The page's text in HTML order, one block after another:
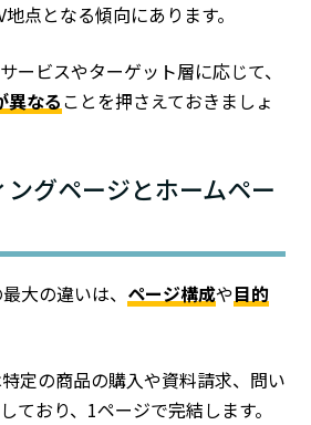
点となる傾向にあります。
ービスやターゲット層に応じて、
異なることを押さえておきましょ
ングページとホームペー
大の違いは、 ページ構成や目的
定の商品の購入や資料請求、問い
ており、1ページで完結します。